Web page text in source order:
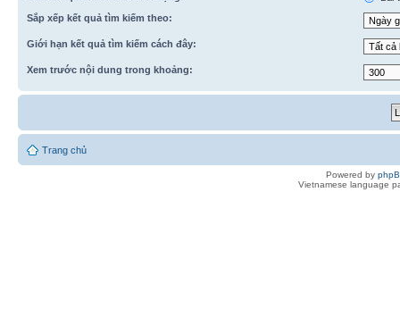
Sắp xếp kết quả tìm kiếm theo:
Giới hạn kết quả tìm kiếm cách đây:
Xem trước nội dung trong khoảng:
Trang chủ
Powered by
Vietnamese language